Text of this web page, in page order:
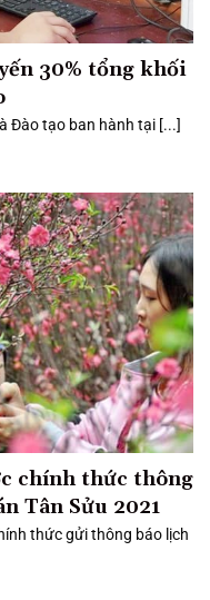
30% tổng khối
Đào tạo ban hành tại [...]
chính thức thông
Tân Sửu 2021
thức gửi thông báo lịch